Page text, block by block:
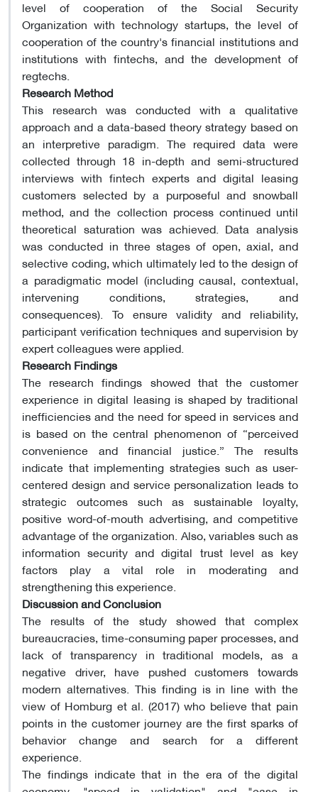
level of cooperation of the Social Security
Organization with technology startups, the level of
cooperation of the country's financial institutions and
institutions with fintechs, and the development of
regtechs.
Research Method
This research was conducted with a qualitative
approach and a data-based theory strategy based on
an interpretive paradigm. The required data were
collected through 18 in-depth and semi-structured
interviews with fintech experts and digital leasing
customers selected by a purposeful and snowball
method, and the collection process continued until
theoretical saturation was achieved. Data analysis
was conducted in three stages of open, axial, and
selective coding, which ultimately led to the design of
a paradigmatic model (including causal, contextual,
intervening conditions, strategies, and
consequences). To ensure validity and reliability,
participant verification techniques and supervision by
expert colleagues were applied.
Research Findings
The research findings showed that the customer
experience in digital leasing is shaped by traditional
inefficiencies and the need for speed in services and
is based on the central phenomenon of “perceived
convenience and financial justice.” The results
indicate that implementing strategies such as user-
centered design and service personalization leads to
strategic outcomes such as sustainable loyalty,
positive word-of-mouth advertising, and competitive
advantage of the organization. Also, variables such as
information security and digital trust level as key
factors play a vital role in moderating and
strengthening this experience.
Discussion and Conclusion
The results of the study showed that complex
bureaucracies, time-consuming paper processes, and
lack of transparency in traditional models, as a
negative driver, have pushed customers towards
modern alternatives. This finding is in line with the
view of Homburg et al. (2017) who believe that pain
points in the customer journey are the first sparks of
behavior change and search for a different
experience.
The findings indicate that in the era of the digital